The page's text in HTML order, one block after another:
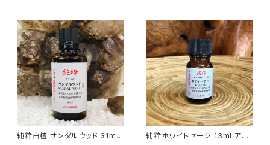
純粋白檀 サンダルウッド 31ml
純粋ホワイトセージ 13ml アロ